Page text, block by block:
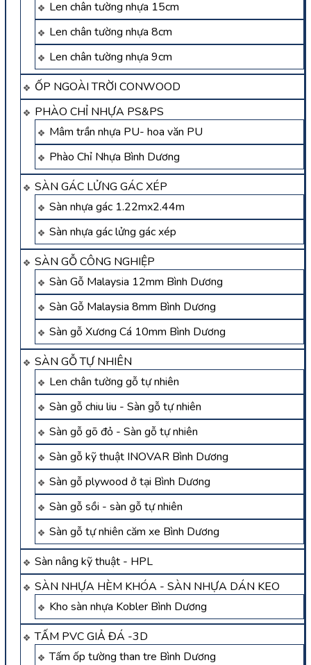
Len chân tường nhựa 15cm
Len chân tường nhựa 8cm
Len chân tường nhựa 9cm
ỐP NGOÀI TRỜI CONWOOD
PHÀO CHỈ NHỰA PS&PS
Mâm trần nhựa PU- hoa văn PU
Phào Chỉ Nhựa Bình Dương
SÀN GÁC LỬNG GÁC XÉP
Sàn nhựa gác 1.22mx2.44m
Sàn nhựa gác lửng gác xép
SÀN GỖ CÔNG NGHIỆP
Sàn Gỗ Malaysia 12mm Bình Dương
Sàn Gỗ Malaysia 8mm Bình Dương
Sàn gỗ Xương Cá 10mm Bình Dương
SÀN GỖ TỰ NHIÊN
Len chân tường gỗ tự nhiên
Sàn gỗ chiu liu - Sàn gỗ tự nhiên
Sàn gỗ gõ đỏ - Sàn gỗ tự nhiên
Sàn gỗ kỹ thuật INOVAR Bình Dương
Sàn gỗ plywood ở tại Bình Dương
Sàn gỗ sồi - sàn gỗ tự nhiên
Sàn gỗ tự nhiên căm xe Bình Dương
Sàn nâng kỹ thuật - HPL
SÀN NHỰA HÈM KHÓA - SÀN NHỰA DÁN KEO
Kho sàn nhựa Kobler Bình Dương
TẤM PVC GIẢ ĐÁ -3D
Tấm ốp tường than tre Bình Dương